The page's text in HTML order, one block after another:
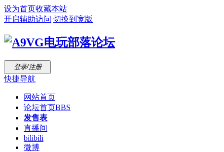
设为首页收藏本站
开启辅助访问 切换到宽版
登录/注册
快捷导航
网站首页
论坛首页BBS
发售表
直播间
bilibili
微博